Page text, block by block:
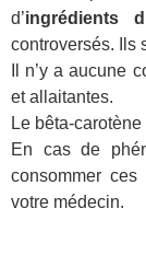
d’ingrédients
controversés. Ils
Il n’y a aucune
et allaitantes.
Le bêta-
En cas de
consommer ces
votre médecin.